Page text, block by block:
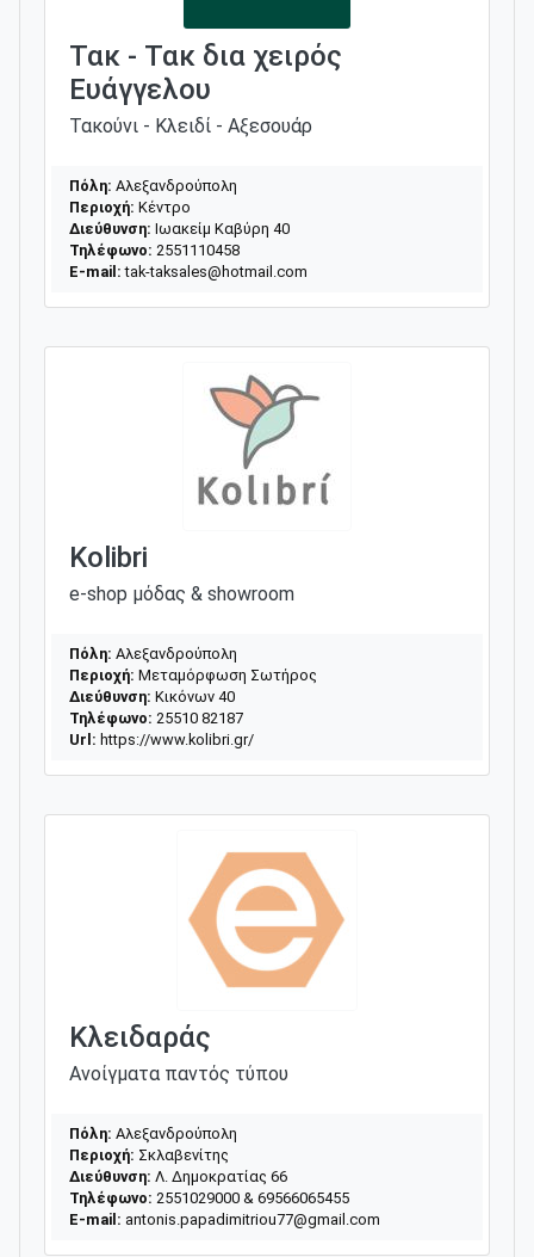
Τακ - Τακ δια χειρός
Ευάγγελου
Τακούνι - Κλειδί - Αξεσουάρ
Πόλη: Αλεξανδρούπολη
Περιοχή: Κέντρο
Διεύθυνση: Ιωακείμ Καβύρη 40
Τηλέφωνο: 2551110458
E-mail: tak-taksales@hotmail.com
Κolibri
e-shop μόδας & showroom
Πόλη: Αλεξανδρούπολη
Περιοχή: Μεταμόρφωση Σωτήρος
Διεύθυνση: Κικόνων 40
Τηλέφωνο: 25510 82187
Url: https://www.kolibri.gr/
Κλειδαράς
Ανοίγματα παντός τύπου
Πόλη: Αλεξανδρούπολη
Περιοχή: Σκλαβενίτης
Διεύθυνση: Λ. Δημοκρατίας 66
Τηλέφωνο: 2551029000 & 69566065455
E-mail: antonis.papadimitriou77@gmail.com